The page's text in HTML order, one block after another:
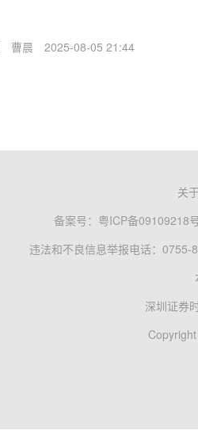
曹晨 2025-08-05 21:44
关
备案号： 粤ICP备09109218
违法和不良信息举报电话：0755-
深圳证券